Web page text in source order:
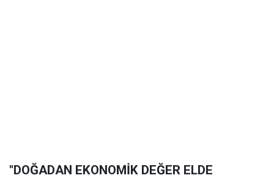
"DOĞADAN EKONOMİK DEĞER ELDE